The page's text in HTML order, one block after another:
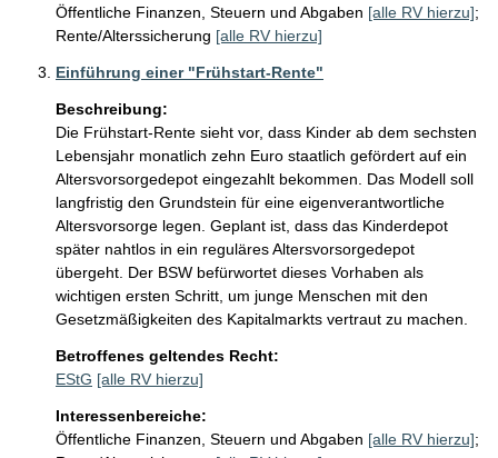
Öffentliche Finanzen, Steuern und Abgaben [alle RV hierzu];
Rente/Alterssicherung [alle RV hierzu]
Einführung einer "Frühstart-Rente"
Beschreibung:
Die Frühstart-Rente sieht vor, dass Kinder ab dem sechsten
Lebensjahr monatlich zehn Euro staatlich gefördert auf ein
Altersvorsorgedepot eingezahlt bekommen. Das Modell soll
langfristig den Grundstein für eine eigenverantwortliche
Altersvorsorge legen. Geplant ist, dass das Kinderdepot
später nahtlos in ein reguläres Altersvorsorgedepot
übergeht. Der BSW befürwortet dieses Vorhaben als
wichtigen ersten Schritt, um junge Menschen mit den
Gesetzmäßigkeiten des Kapitalmarkts vertraut zu machen.
Betroffenes geltendes Recht:
EStG [alle RV hierzu]
Interessenbereiche:
Öffentliche Finanzen, Steuern und Abgaben [alle RV hierzu];